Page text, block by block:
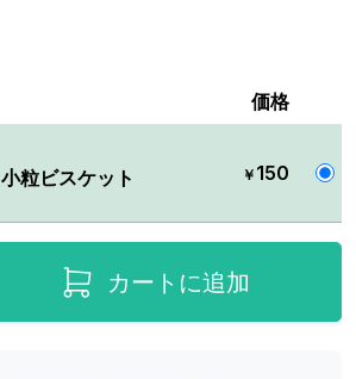
価格
粒ビスケット
￥ 150
カートに追加